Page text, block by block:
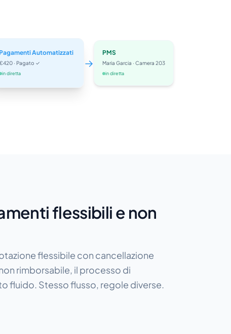
Automatizzati
· Pagato ✓
in diretta
→
PMS
Maria Garcia · Camera 203
in diretta
flessibili e non
flessibile con cancellazione
rimborsabile, il processo di
fluido. Stesso flusso, regole diverse.